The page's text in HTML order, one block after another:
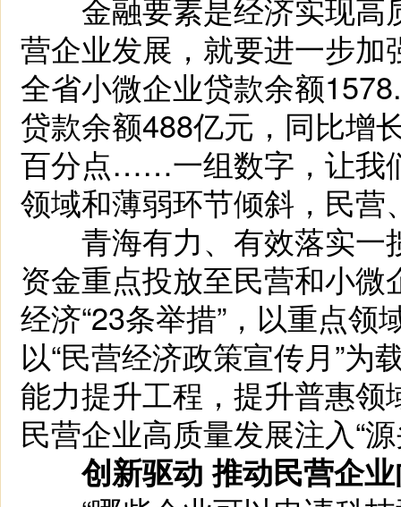
金融要素是经济实现高
营企业发展，就要进一步
全省小微企业贷款余额
贷款余额488亿元，同比增
百分点……一组数字，让我
领域和薄弱环节倾斜，民
青海有力、有效落实一
资金重点投放至民营和小
经济“23条举措”，以重点
以“民营经济政策宣传月”
能力提升工程，提升普惠
民营企业高质量发展注入“
创新驱动 推动民营企